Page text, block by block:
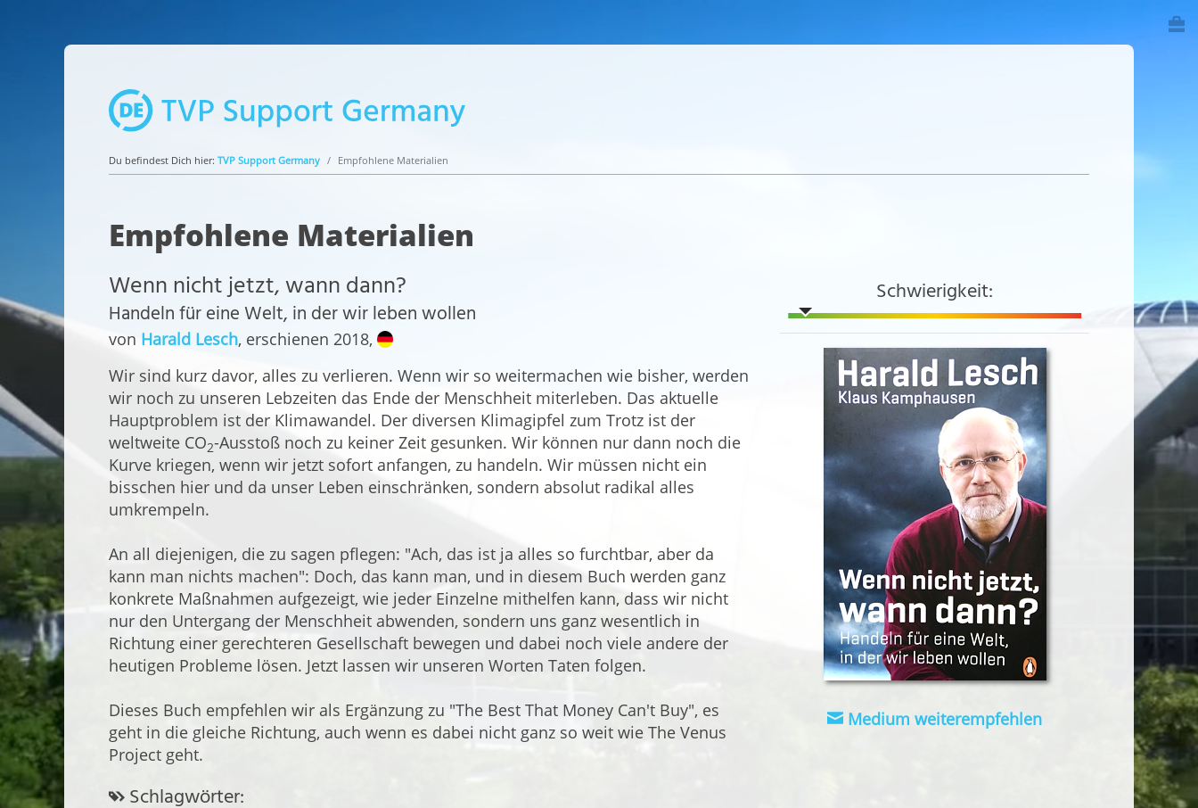
Du befindest Dich hier: TVP Support Germany Empfohlene Materialien
Empfohlene Materialien
Wenn nicht jetzt, wann dann?
Handeln für eine Welt, in der wir leben wollen
von Harald Lesch, erschienen 2018,
Wir sind kurz davor, alles zu verlieren. Wenn wir so weitermachen wie bisher, werden
wir noch zu unseren Lebzeiten das Ende der Menschheit miterleben. Das aktuelle
Hauptproblem ist der Klimawandel. Der diversen Klimagipfel zum Trotz ist der
weltweite CO2-Ausstoß noch zu keiner Zeit gesunken. Wir können nur dann noch die
Kurve kriegen, wenn wir jetzt sofort anfangen, zu handeln. Wir müssen nicht ein
bisschen hier und da unser Leben einschränken, sondern absolut radikal alles
umkrempeln.
An all diejenigen, die zu sagen pflegen: "Ach, das ist ja alles so furchtbar, aber da
kann man nichts machen": Doch, das kann man, und in diesem Buch werden ganz
konkrete Maßnahmen aufgezeigt, wie jeder Einzelne mithelfen kann, dass wir nicht
nur den Untergang der Menschheit abwenden, sondern uns ganz wesentlich in
Richtung einer gerechteren Gesellschaft bewegen und dabei noch viele andere der
heutigen Probleme lösen. Jetzt lassen wir unseren Worten Taten folgen.
Dieses Buch empfehlen wir als Ergänzung zu "The Best That Money Can't Buy", es
geht in die gleiche Richtung, auch wenn es dabei nicht ganz so weit wie The Venus
Project geht.
Schwierigkeit:
Medium weiterempfehlen
Schlagwörter: